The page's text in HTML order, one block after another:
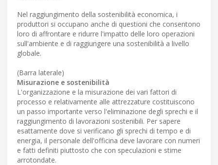
Nel raggiungimento della sostenibilità economica, i
produttori si occupano anche di questioni che consentono
loro di affrontare e ridurre l'impatto delle loro operazioni
sull'ambiente e di raggiungere una sostenibilità a livello
globale.
(Barra laterale)
Misurazione e sostenibilità
L'organizzazione e la misurazione dei vari fattori di
processo e relativamente alle attrezzature costituiscono
un passo importante verso l'eliminazione degli sprechi e il
raggiungimento di lavorazioni sostenibili. Per sapere
esattamente dove si verificano gli sprechi di tempo e di
energia, il personale dell'officina deve lavorare con numeri
e fatti definiti piuttosto che con speculazioni e stime
arrotondate.